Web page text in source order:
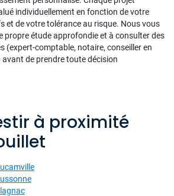
individuellement en fonction de votre
et de votre tolérance au risque. Nous vous
propre étude approfondie et à consulter des
(expert-comptable, notaire, conseiller en
de prendre toute décision
à proximité